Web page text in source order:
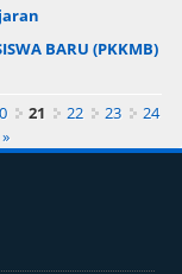
BARU (PKKMB)
21 22 23
24